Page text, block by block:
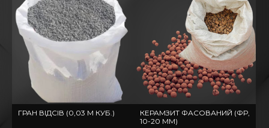
ГРАН ВІДСІВ (0,03 М КУБ.)
КЕРАМЗИТ ФАСОВАНИЙ (ФР,
10-20 ММ)